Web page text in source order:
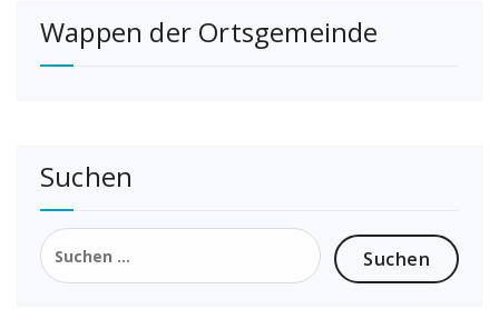
Wappen der Ortsgemeinde
Suchen
Suchen
nach: